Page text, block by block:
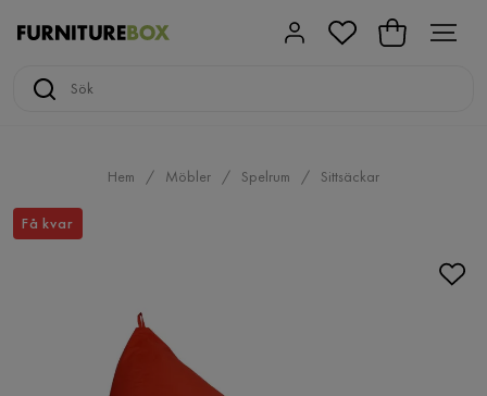
Hem Möbler Spelrum Sittsäckar
Få kvar